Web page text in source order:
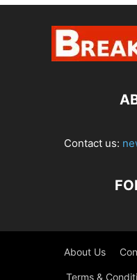
Contact us:
About Us
Terms &